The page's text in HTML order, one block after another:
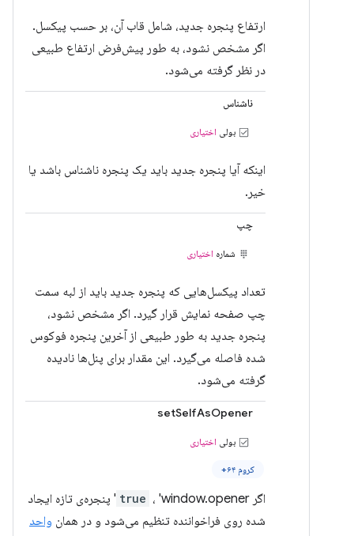
ارتفاع پنجره جدید، شامل قاب آن، بر حسب پیکسل.
اگر مشخص نشود، به طور پیش‌فرض ارتفاع طبیعی
در نظر گرفته می‌شود.
ناشناس
بولی اختیاری
اینکه آیا پنجره جدید باید یک پنجره ناشناس باشد یا
خیر.
چپ
شماره اختیاری
تعداد پیکسل‌هایی که پنجره جدید باید از لبه سمت
چپ صفحه نمایش قرار گیرد. اگر مشخص نشود،
پنجره جدید به طور طبیعی از آخرین پنجره فوکوس
شده فاصله می‌گیرد. این مقدار برای پنل‌ها نادیده
گرفته می‌شود.
setSelfAsOpener
بولی اختیاری
کروم ۶۴+
اگر true ، 'window.opener' پنجره‌ی تازه ایجاد
شده روی فراخواننده تنظیم می‌شود و در همان واحد